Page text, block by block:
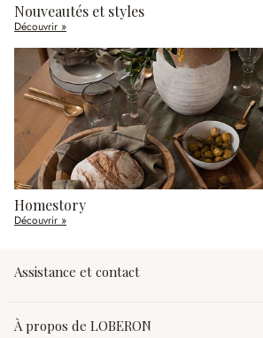
Nouveautés et styles
Découvrir »
Homestory
Découvrir »
Assistance et contact
À propos de LOBERON